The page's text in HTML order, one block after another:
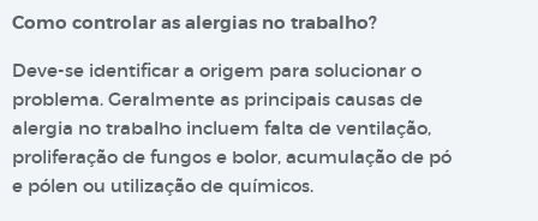
Como controlar as alergias no trabalho?
Deve-se identificar a origem para solucionar o
problema. Geralmente as principais causas de
alergia no trabalho incluem falta de ventilação,
proliferação de fungos e bolor, acumulação de pó
e pólen ou utilização de químicos.